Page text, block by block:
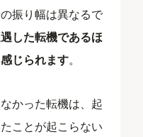
振り幅は異なるで
した転機であるほ
じられます。
かった転機は、起
ことが起こらない